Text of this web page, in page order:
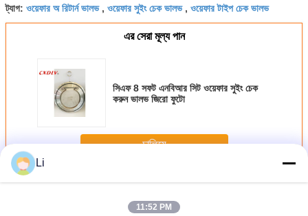
ট্যাগ: ওয়েফার অ রিটার্ন ভালভ, ওয়েফার সুইং চেক ভালভ, ওয়েফার টাইপ চেক ভালভ
এর সেরা মূল্য পান
সিএফ 8 সফট এনবিআর সিট ওয়েফার সুইং চেক
করুন ভালভ জিরো ফুটো
চালিয়ে
অধিকওয়েফার চেক ভালভ
Li
11:52 PM